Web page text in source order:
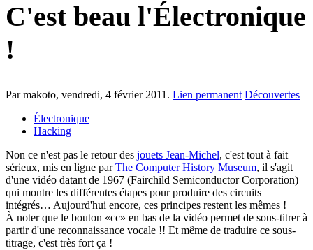
C'est beau l'Électronique
!
Par makoto, vendredi, 4 février 2011 . Lien permanent Découvertes
Électronique
Hacking
Non ce n'est pas le retour des jouets Jean-Michel, c'est tout à fait
sérieux, mis en ligne parThe Computer History Museum, il s'agit
d'une vidéo datant de 1967 (Fairchild Semiconductor Corporation)
qui montre les différentes étapes pour produire des circuits
intégrés… Aujourd'hui encore, ces principes restent les mêmes !
À noter que le bouton «cc» en bas de la vidéo permet de sous-titrer à
partir d'une reconnaissance vocale !! Et même de traduire ce sous-
titrage, c'est très fort ça !